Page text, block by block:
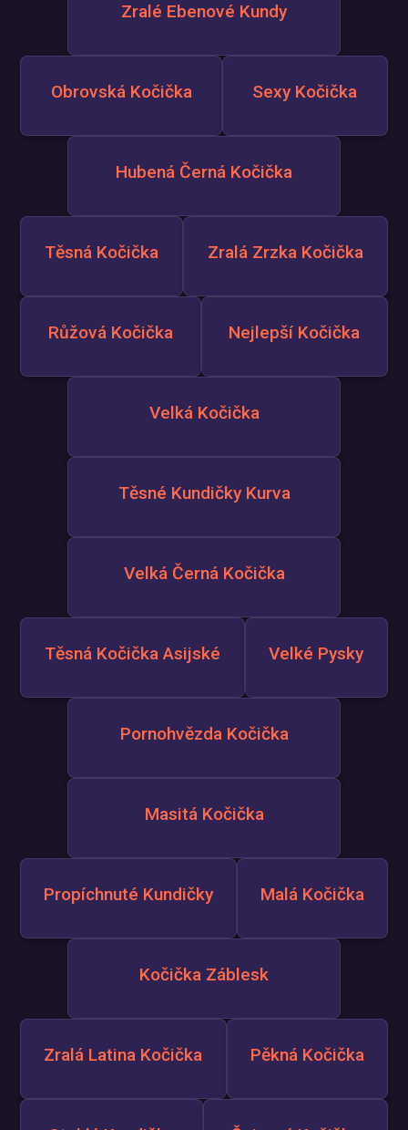
Zralé Ebenové Kundy
Obrovská Kočička Sexy Kočička
Hubená Černá Kočička
Těsná Kočička Zralá Zrzka Kočička
Růžová Kočička Nejlepší Kočička
Velká Kočička
Těsné Kundičky Kurva
Velká Černá Kočička
Těsná Kočička Asijské Velké Pysky
Pornohvězda Kočička
Masitá Kočička
Propíchnuté Kundičky Malá Kočička
Kočička Záblesk
Zralá Latina Kočička Pěkná Kočička